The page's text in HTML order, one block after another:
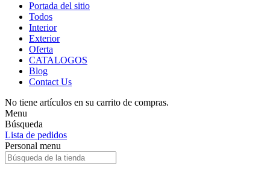
Portada del sitio
Todos
Interior
Exterior
Oferta
CATALOGOS
Blog
Contact Us
No tiene artículos en su carrito de compras.
Menu
Búsqueda
Lista de pedidos
Personal menu